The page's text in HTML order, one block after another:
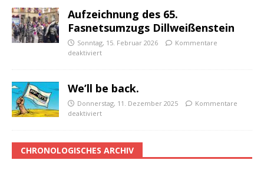
Aufzeichnung des 65.
Fasnetsumzugs Dillweißenstein
Sonntag, 15. Februar 2026
Kommentare
deaktiviert
We’ll be back.
Donnerstag, 11. Dezember 2025
Kommentare
deaktiviert
CHRONOLOGISCHES ARCHIV